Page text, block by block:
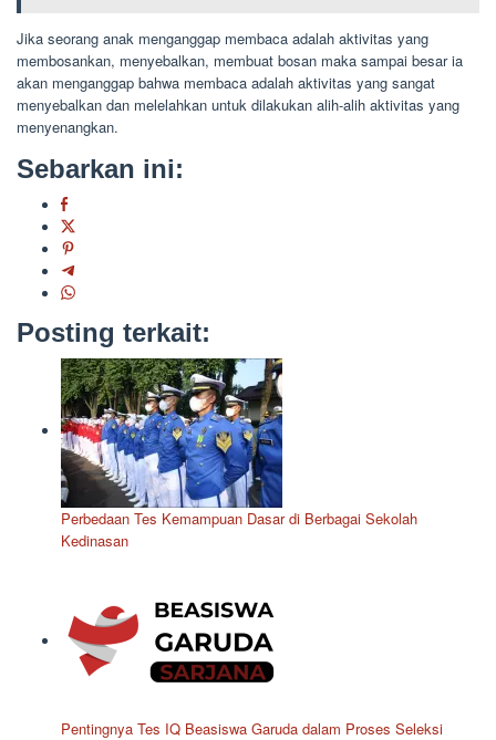
Jika seorang anak menganggap membaca adalah aktivitas yang
membosankan, menyebalkan, membuat bosan maka sampai besar ia
akan menganggap bahwa membaca adalah aktivitas yang sangat
menyebalkan dan melelahkan untuk dilakukan alih-alih aktivitas yang
menyenangkan.
Sebarkan ini:
Posting terkait:
Perbedaan Tes Kemampuan Dasar di Berbagai Sekolah
Kedinasan
Pentingnya Tes IQ Beasiswa Garuda dalam Proses Seleksi